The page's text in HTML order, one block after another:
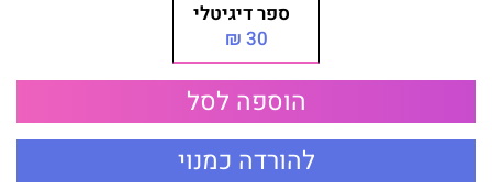
ספר דיגיטלי
30 ₪
הוספה לסל
להורדה כמנוי